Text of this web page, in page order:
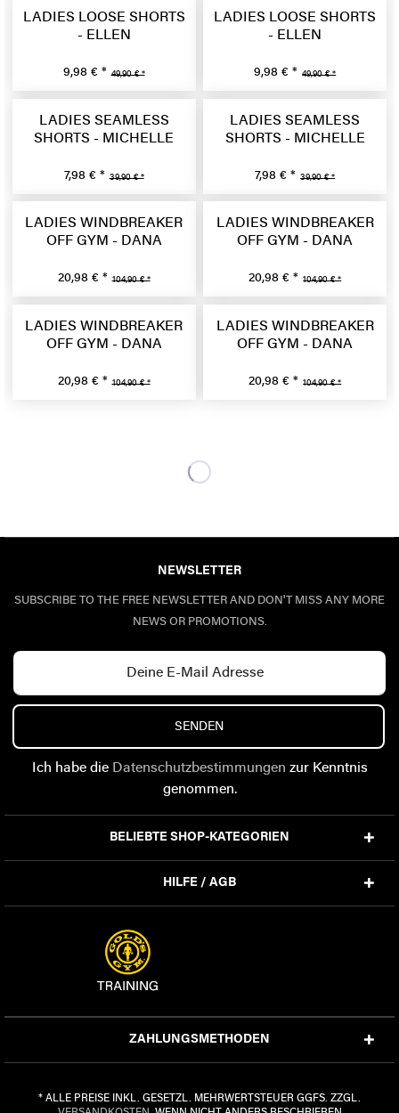
LADIES LOOSE SHORTS
- ELLEN
49,90 € *
9,98 € *
LADIES LOOSE SHORTS
- ELLEN
49,90 € *
9,98 € *
LADIES SEAMLESS
SHORTS - MICHELLE
39,90 € *
7,98 € *
LADIES SEAMLESS
SHORTS - MICHELLE
39,90 € *
7,98 € *
LADIES WINDBREAKER
OFF GYM - DANA
104,90 € *
20,98 € *
LADIES WINDBREAKER
OFF GYM - DANA
104,90 € *
20,98 € *
LADIES WINDBREAKER
OFF GYM - DANA
104,90 € *
20,98 € *
LADIES WINDBREAKER
OFF GYM - DANA
104,90 € *
20,98 € *
NEWSLETTER
SUBSCRIBE TO THE FREE NEWSLETTER AND DON'T MISS ANY MORE
NEWS OR PROMOTIONS.
SENDEN
Ich habe die Datenschutzbestimmungen zur Kenntnis
genommen.
BELIEBTE SHOP-KATEGORIEN
HILFE / AGB
ZAHLUNGSMETHODEN
* ALLE PREISE INKL. GESETZL. MEHRWERTSTEUER GGFS. ZZGL.